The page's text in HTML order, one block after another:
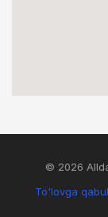
© 2026
To'lovga